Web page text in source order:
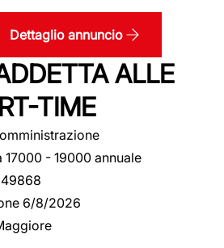
Dettaglio annuncio
ALLE
TIME
17000 - 19000 annuale
6/8/2026